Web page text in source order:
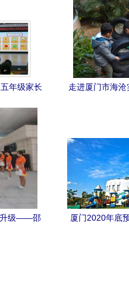
年级家长
走进厦门市海
升级——邵
厦门2020年底